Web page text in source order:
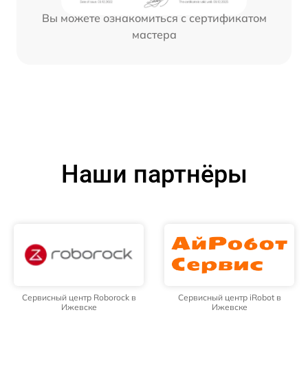
Вы можете ознакомиться с сертификатом
мастера
Наши партнёры
Сервисный центр Roborock в
Ижевске
Сервисный центр iRobot в
Ижевске